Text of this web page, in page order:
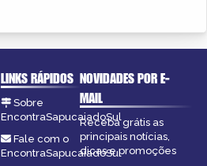
LINKS RÁPIDOS
Sobre
EncontraSapucaiadoSul
Fale com o
EncontraSapucaiadoSul
NOVIDADES POR E-
MAIL
Receba grátis as
principais notícias,
dicas e promoções